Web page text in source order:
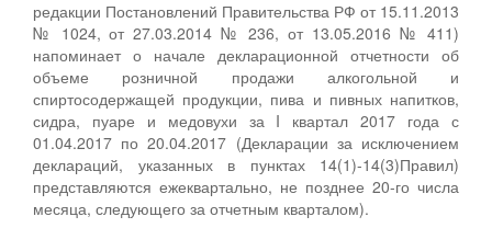
редакции Постановлений Правительства РФ от 15.11.2013
№ 1024, от 27.03.2014 № 236, от 13.05.2016 № 411)
напоминает о начале декларационной отчетности об
объеме розничной продажи алкогольной и
спиртосодержащей продукции, пива и пивных напитков,
сидра, пуаре и медовухи за I квартал 2017 года с
01.04.2017 по 20.04.2017 (Декларации за исключением
деклараций, указанных в пунктах 14(1)-14(3)Правил)
представляются ежеквартально, не позднее 20-го числа
месяца, следующего за отчетным кварталом).